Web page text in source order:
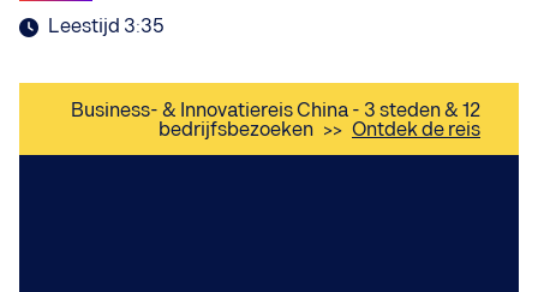
Leestijd 3:35
Business- & Innovatiereis China - 3 steden & 12
bedrijfsbezoeken >> Ontdek de reis